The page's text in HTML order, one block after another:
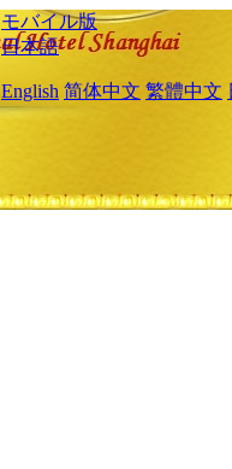
モバイル版
日本語
English 简体中文 繁體中文